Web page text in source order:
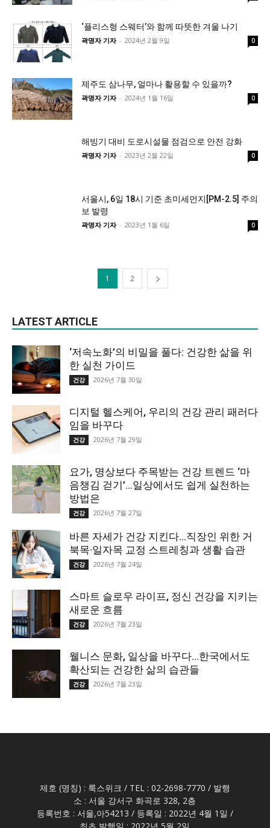
‘플리스형 스웨터’와 함께 따뜻한 겨울 나기
곽명자 기자 - 2024년 2월 9일 0
제주도 삼나무, 얼마나 활용할 수 있을까?
곽명자 기자 - 2024년 1월 16일 0
해빙기 대비 도로시설물 점검으로 안전 강화
곽명자 기자 - 2023년 2월 22일 0
서울시, 6일 18시 기준 초미세먼지[PM-2.5] 주의
보 발령
곽명자 기자 - 2023년 1월 6일 0
1 2
LATEST ARTICLE
‘저속노화’의 비밀을 풀다: 건강한 삶을 위
한 실천 가이드
건강 2026년 7월 30일
디지털 헬스케어, 우리의 건강 관리 패러다
임을 바꾸다
건강 2026년 7월 29일
요가, 명상보다 주목받는 건강 트렌드 ‘마
음챙김 걷기’…일상에서도 쉽게 실천하는
방법은
건강 2026년 7월 27일
바른 자세가 건강 지킨다…직장인 위한 거
북목·일자목 교정 스트레칭과 생활 습관
건강 2026년 7월 24일
스마트 슬로우 라이프, 정신 건강을 지키는
새로운 흐름
건강 2026년 7월 23일
웰니스 문화, 일상을 바꾸다…한국에서도
확산되는 건강한 삶의 습관들
건강 2026년 7월 23일
제호 (명칭) : 룩스위크 / TEL : 02-2698-7770 / 발행
소 : 서울 강서구 화곡로 328, 2층
등록번호 : 서울,아54213 / 등록일 : 2022년 4월 1일 /